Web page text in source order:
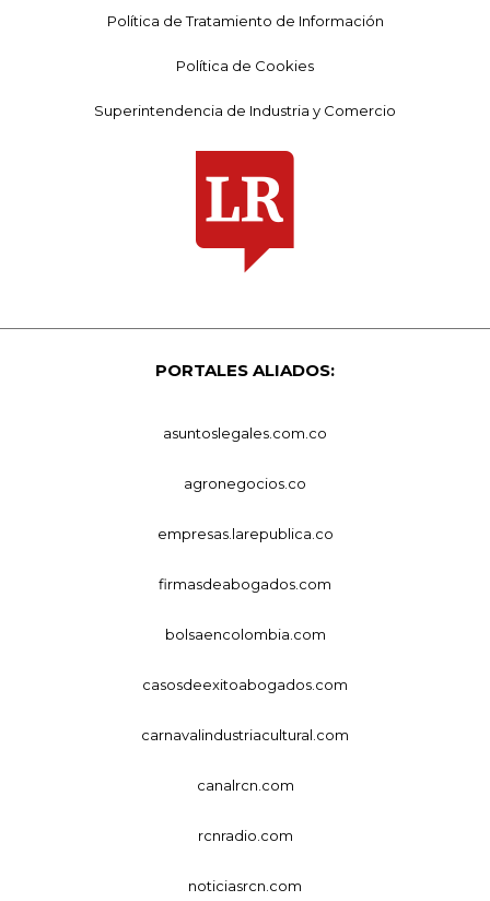
Política de Tratamiento de Información
Política de Cookies
Superintendencia de Industria y Comercio
PORTALES ALIADOS:
asuntoslegales.com.co
agronegocios.co
empresas.larepublica.co
firmasdeabogados.com
bolsaencolombia.com
casosdeexitoabogados.com
carnavalindustriacultural.com
canalrcn.com
rcnradio.com
noticiasrcn.com